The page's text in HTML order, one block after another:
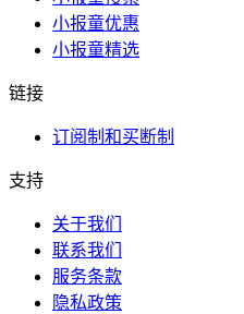
小报童优惠
小报童精选
链接
订阅制和买断制
支持
关于我们
联系我们
服务条款
隐私政策